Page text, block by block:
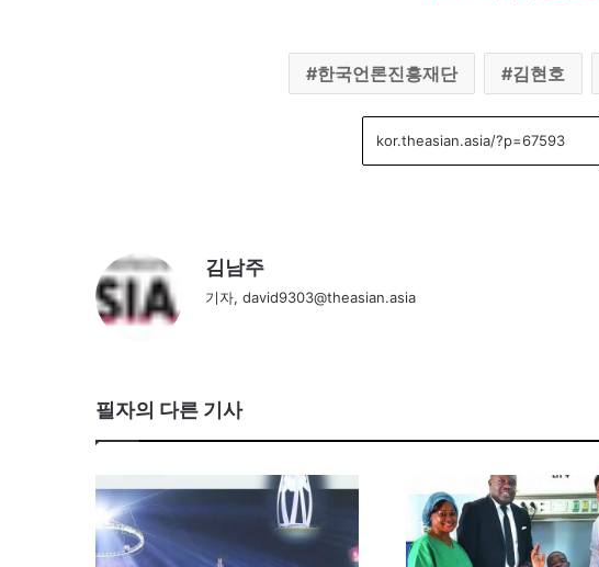
한국언론진흥재단 김현호
김남주
기자, david9303@theasian.asia
필자의 다른 기사